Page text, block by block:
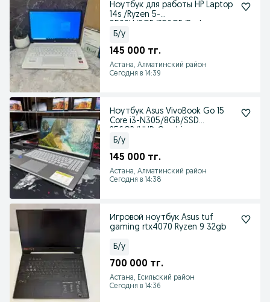
Ноутбук для работы HP Laptop
14s /Ryzen 5-
Б/у
145 000 тг.
Астана, Алматинский район
Сегодня в 14:39
Ноутбук Asus VivoBook Go 15
Core i3-N305/8GB/SSD
Б/у
145 000 тг.
Астана, Алматинский район
Сегодня в 14:38
Игровой ноутбук Asus tuf
gaming rtx4070 Ryzen 9 32gb
Б/у
700 000 тг.
Астана, Есильский район
Сегодня в 14:36